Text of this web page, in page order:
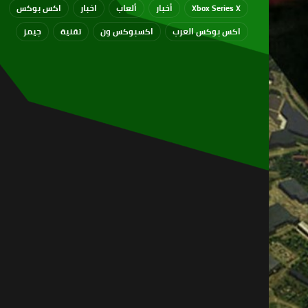
Xbox Series X أخبار ألعاب اخبار
اكس بوكس
اكس بوكس العرب
اكسبوكس ون تقنية جيمز